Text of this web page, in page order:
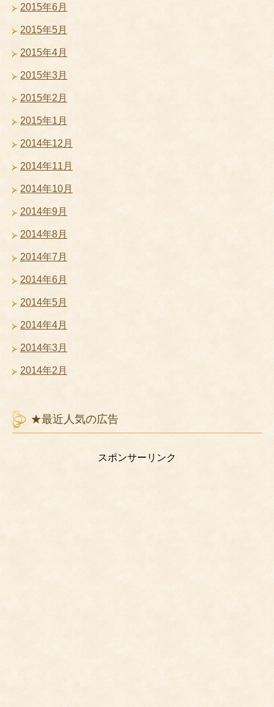
2015年6月
2015年5月
2015年4月
2015年3月
2015年2月
2015年1月
2014年12月
2014年11月
2014年10月
2014年9月
2014年8月
2014年7月
2014年6月
2014年5月
2014年4月
2014年3月
2014年2月
★最近人気の広告
スポンサーリンク